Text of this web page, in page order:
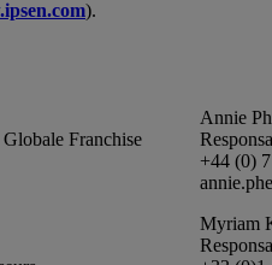
).
Franchise
Annie
+44 (0)
Myriam